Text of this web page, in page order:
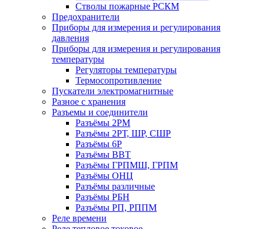
Стволы пожарные РСКМ
Предохранители
Приборы для измерения и регулирования
давления
Приборы для измерения и регулирования
температуры
Регуляторы температуры
Термосопротивление
Пускатели электромагнитные
Разное с хранения
Разъемы и соединители
Разъёмы 2РМ
Разъёмы 2РТ, ШР, СШР
Разъёмы 6Р
Разъёмы ВВТ
Разъёмы ГРПМШ, ГРПМ
Разъёмы ОНЦ
Разъёмы различные
Разъёмы РБН
Разъёмы РП, РППМ
Реле времени